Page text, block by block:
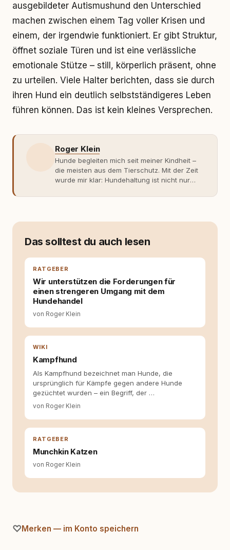
ausgebildeter Autismushund den Unterschied
machen zwischen einem Tag voller Krisen und
einem, der irgendwie funktioniert. Er gibt Struktur,
öffnet soziale Türen und ist eine verlässliche
emotionale Stütze – still, körperlich präsent, ohne
zu urteilen. Viele Halter berichten, dass sie durch
ihren Hund ein deutlich selbstständigeres Leben
führen können. Das ist kein kleines Versprechen.
Roger Klein
Hunde begleiten mich seit meiner Kindheit –
die meisten aus dem Tierschutz. Mit der Zeit
wurde mir klar: Hundehaltung ist nicht nur
Fachwissen. Der Wendepunkt kam mit meinem
moderner Hundeerziehung
entsteht echte Bindung dort, wo Verständnis
Wissen ersetzt – nicht umgekehrt. Aus dieser
Entwicklung entstand rundum.dog – ein
Wissens- und Serviceportal für
Hundehalter:innen in Deutschland, Österreich
Tierschutz beginnt mit Wissen. Wer seinen
Hund versteht, trifft bessere Entscheidungen –
für ein Zusammenleben, das beiden guttut.
Das solltest du auch lesen
RATGEBER
Wir unterstützen die Forderungen für
einen strengeren Umgang mit dem
Hundehandel
von Roger Klein
WIKI
Kampfhund
Als Kampfhund bezeichnet man Hunde, die
ursprünglich für Kämpfe gegen andere Hunde
gezüchtet wurden – ein Begriff, der …
von Roger Klein
RATGEBER
Munchkin Katzen
von Roger Klein
Merken — im Konto speichern